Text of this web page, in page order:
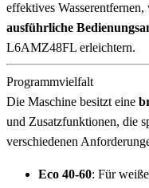
effektives
ausführliche
L6AMZ48FL erleichtern.
Programmvielfalt
Die Maschine besitzt eine
und Zusatzfunktionen, die
verschiedenen
Eco 40-60: Für